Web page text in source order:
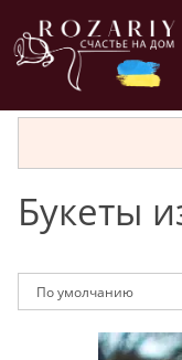
Букеты